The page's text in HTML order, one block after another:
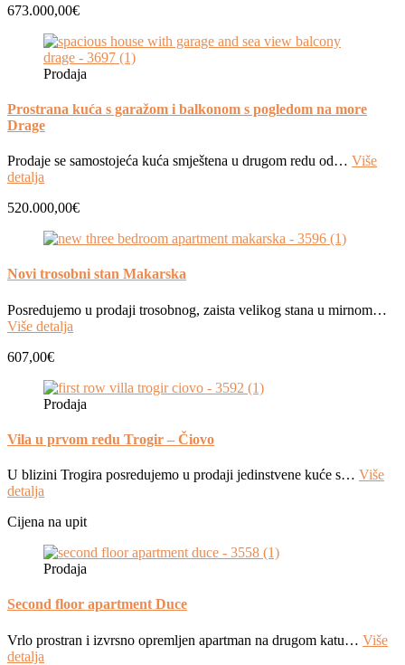
673.000,00€
Prodaja
Prostrana kuća s garažom i balkonom s pogledom na more
Drage
Prodaje se samostojeća kuća smještena u drugom redu od… Više
detalja
520.000,00€
Novi trosobni stan Makarska
Posredujemo u prodaji trosobnog, zaista velikog stana u mirnom…
Više detalja
607,00€
Prodaja
Vila u prvom redu Trogir – Čiovo
U blizini Trogira posredujemo u prodaji jedinstvene kuće s… Više
detalja
Cijena na upit
Prodaja
Second floor apartment Duce
Vrlo prostran i izvrsno opremljen apartman na drugom katu… Više
detalja